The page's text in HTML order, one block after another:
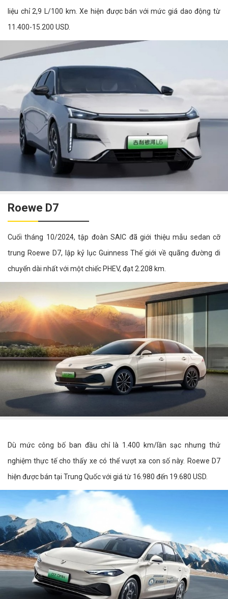
liệu chỉ 2,9 L/100 km. Xe hiện được bán với mức giá dao động từ
11.400-15.200 USD.
Roewe D7
Cuối tháng 10/2024, tập đoàn SAIC đã giới thiệu mẫu sedan cỡ
trung Roewe D7, lập kỷ lục Guinness Thế giới về quãng đường di
chuyển dài nhất với một chiếc PHEV, đạt 2.208 km.
Dù mức công bố ban đầu chỉ là 1.400 km/lần sạc nhưng thử
nghiệm thực tế cho thấy xe có thể vượt xa con số này. Roewe D7
hiện được bán tại Trung Quốc với giá từ 16.980 đến 19.680 USD.